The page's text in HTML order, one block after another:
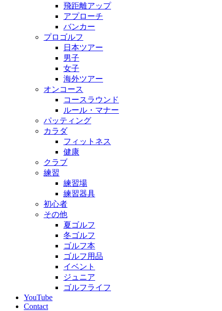
飛距離アップ
アプローチ
バンカー
プロゴルフ
日本ツアー
男子
女子
海外ツアー
オンコース
コースラウンド
ルール・マナー
パッティング
カラダ
フィットネス
健康
クラブ
練習
練習場
練習器具
初心者
その他
夏ゴルフ
冬ゴルフ
ゴルフ本
ゴルフ用品
イベント
ジュニア
ゴルフライフ
YouTube
Contact